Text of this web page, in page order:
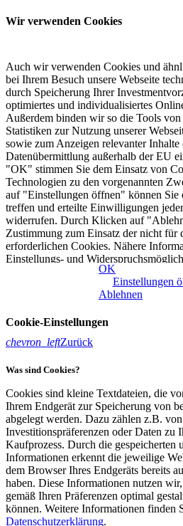
Wir verwenden Cookies
Auch wir verwenden Cookies und
bei Ihrem Besuch unsere Webseite
durch Speicherung Ihrer
optimiertes und individualisiertes
Außerdem binden wir so die Tools
Statistiken zur Nutzung unserer
sowie zum Anzeigen relevanter
Datenübermittlung außerhalb der EU
"OK" stimmen Sie dem Einsatz von
Technologien zu den vorgenannten
auf "Einstellungen öffnen" können
treffen und erteilte Einwilligungen
widerrufen. Durch Klicken auf
Zustimmung zum Einsatz der nicht für
erforderlichen Cookies. Nähere
Einstellungs- und
Datenschutzerklärung
Ablehnen
Einstellungen
OK
Cookie-Einstellungen
chevron_leftZurück
Was sind Cookies?
Cookies sind kleine Textdateien, die
Ihrem Endgerät zur Speicherung von
abgelegt werden. Dazu zählen z.B.
Investitionspräferenzen oder Daten zu
Kaufprozess. Durch die gespeicherten
Informationen erkennt die jeweilige
dem Browser Ihres Endgeräts bereits
haben. Diese Informationen nutzen
gemäß Ihren Präferenzen optimal
können. Weitere Informationen finden
Datenschutzerklärung.